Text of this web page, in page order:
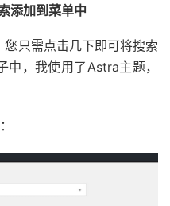
添加到菜单中
只需点击几下即可将搜索
，我使用了Astra主题，